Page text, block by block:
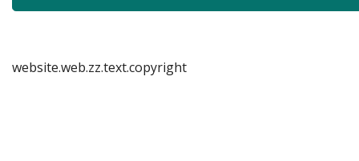
website.web.zz.text.copyright